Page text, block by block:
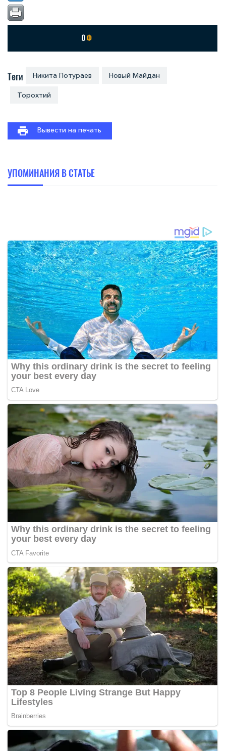
Теги Никита Потураев Новый Майдан
Торохтий
Вывести на печать
УПОМИНАНИЯ В СТАТЬЕ